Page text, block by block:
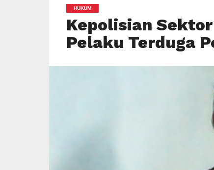
HUKUM
Kepolisian
Pelaku Terduga